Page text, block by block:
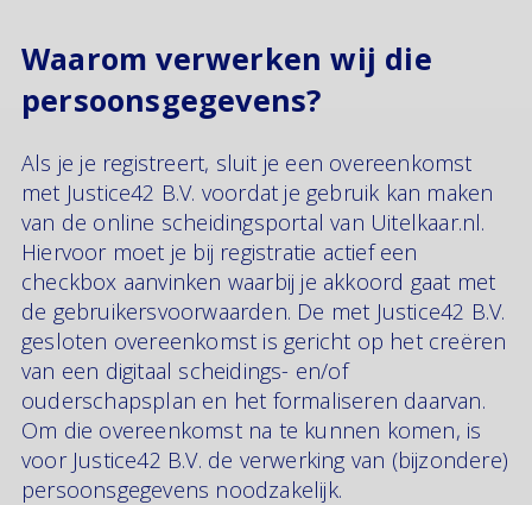
Waarom verwerken wij die
persoonsgegevens?
Als je je registreert, sluit je een overeenkomst
met Justice42 B.V. voordat je gebruik kan maken
van de online scheidingsportal van Uitelkaar.nl.
Hiervoor moet je bij registratie actief een
checkbox aanvinken waarbij je akkoord gaat met
de gebruikersvoorwaarden. De met Justice42 B.V.
gesloten overeenkomst is gericht op het creëren
van een digitaal scheidings- en/of
ouderschapsplan en het formaliseren daarvan.
Om die overeenkomst na te kunnen komen, is
voor Justice42 B.V. de verwerking van (bijzondere)
persoonsgegevens noodzakelijk.